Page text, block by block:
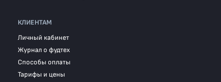
КЛИЕНТАМ
Личный кабинет
Журнал о фудтех
Способы оплаты
Тарифы и цены